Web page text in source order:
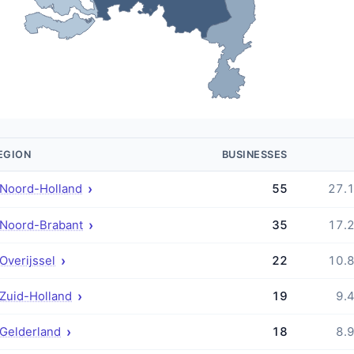
BUSINESSES
Noord-Holland › 55 27.1
Noord-Brabant › 35 17.2
Overijssel › 22 10.8
Zuid-Holland › 19 9.4
Gelderland › 18 8.9